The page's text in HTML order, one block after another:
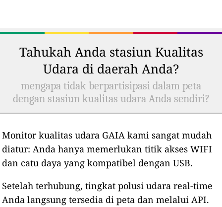
Tahukah Anda stasiun Kualitas
Udara di daerah Anda?
mengapa tidak berpartisipasi dalam peta
dengan stasiun kualitas udara Anda sendiri?
Monitor kualitas udara GAIA kami sangat mudah
diatur: Anda hanya memerlukan titik akses WIFI
dan catu daya yang kompatibel dengan USB.
Setelah terhubung, tingkat polusi udara real-time
Anda langsung tersedia di peta dan melalui API.